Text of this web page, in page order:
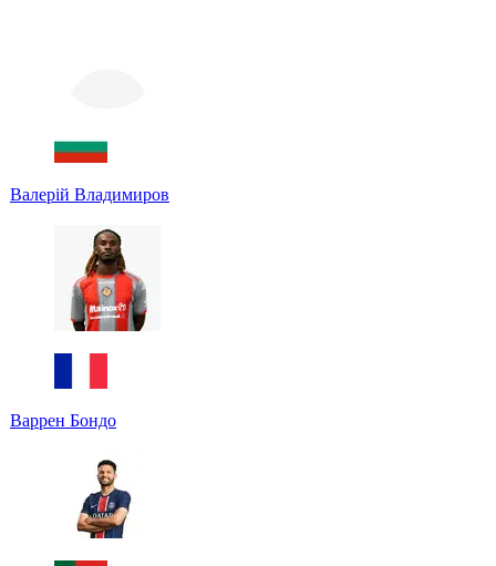
Валерій Владимиров
Варрен Бондо